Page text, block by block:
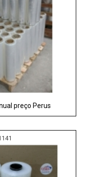
preço Perus